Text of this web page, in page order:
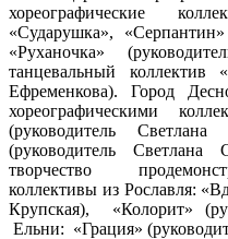
хореографические
«Сударушка»,
«Руханочка»
танцевальный коллектив
Ефременкова). Город
хореографическими
(руководитель
(руководитель Светлана
творчество
коллективы из Рославля:
Крупская), «Колорит»
Ельни: «Грация»